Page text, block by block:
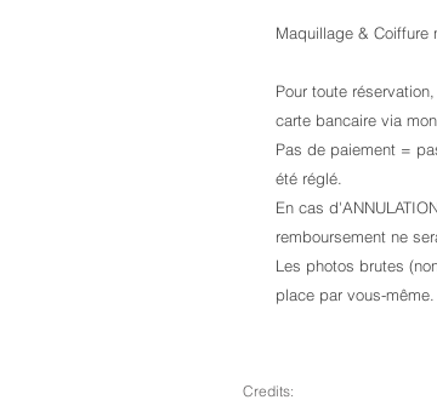
Maquillage & Coiffure
Pour toute
carte bancaire via
Pas de paiement =
été réglé.
En cas
remboursement ne
Les photos brutes
place par vous-même.
Credits: